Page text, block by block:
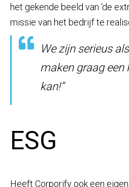
het gekende beeld van ‘de
missie van het bedrijf te
We zijn serieus
maken graag
kan!”
ESG
Heeft Corporify ook een